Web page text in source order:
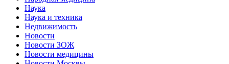
Наука
Наука и техника
Недвижимость
Новости
Новости ЗОЖ
Новости медицины